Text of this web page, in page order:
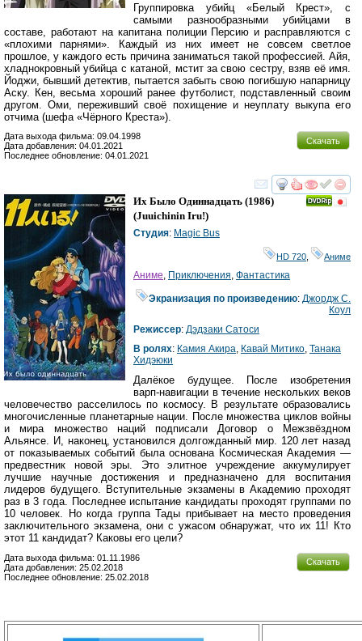
Группировка убийц «Белый Крест», с
самыми разнообразными убийцами в
составе, работают на капитана полиции Персию и расправляются с
«плохими парнями». Каждый из них имеет не совсем светлое
прошлое, у каждого есть причина заниматься такой профессией. Айя,
хладнокровный убийца с катаной, мстит за свою сестру, взяв её имя.
Йоджи, бывший детектив, пытается забыть свою погибшую напарницу
Аску. Кен, весьма хороший ранее футболист, подставленный своим
другом. Оми, переживший своё похищение и неуплату выкупа его
отчима (шефа «Чёрного Креста»).
Скачать
Дата выхода фильма: 09.04.1998
Дата добавления: 04.01.2021
Последнее обновление: 04.01.2021
смотреть
Их Было Одиннадцать (1986)
(Juuichinin Iru!)
Студия: Magic Bus
HD 720 Аниме
Аниме, Приключения, Фантастика
Экранизация по произведению:Джордж С.
Коул
Режиссер: Дэдзаки Сатоси
В ролях: Камия Акира, Кавай Митико, Танака
Хидэюки
Далёкое будущее. После изобретения
варп-навигации в течение нескольких веков
человечество расселилось по космосу. В результате образовались
многочисленные планетарные нации. После множества циклов войны
и мира множество наций подписали Договор о Межзвёздном
Альянсе. И, наконец, установился долгожданный мир. 120 лет назад
от показываемых событий была основана Космическая Академия —
предвестник новой эры. Это элитное учреждение аккумулирует
лучшие научные достижения и предназначено для воспитания
лидеров будущего. Вступительные экзамены в Академию проходят
раз в 3 года. Последнее испытание кандидаты проходят группами по
10 человек. Но когда группа Тады прибывает на место проведения
заключительного экзамена, они с ужасом обнаружат, что их 11! Кто
этот 11 кандидат? Каковы его цели?
Скачать
Дата выхода фильма: 01.11.1986
Дата добавления: 25.02.2018
Последнее обновление: 25.02.2018